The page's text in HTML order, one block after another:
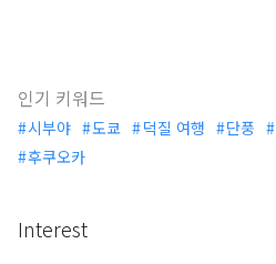
인기 키워드
시부야 도쿄 덕질 여행 단풍
후쿠오카
Interest